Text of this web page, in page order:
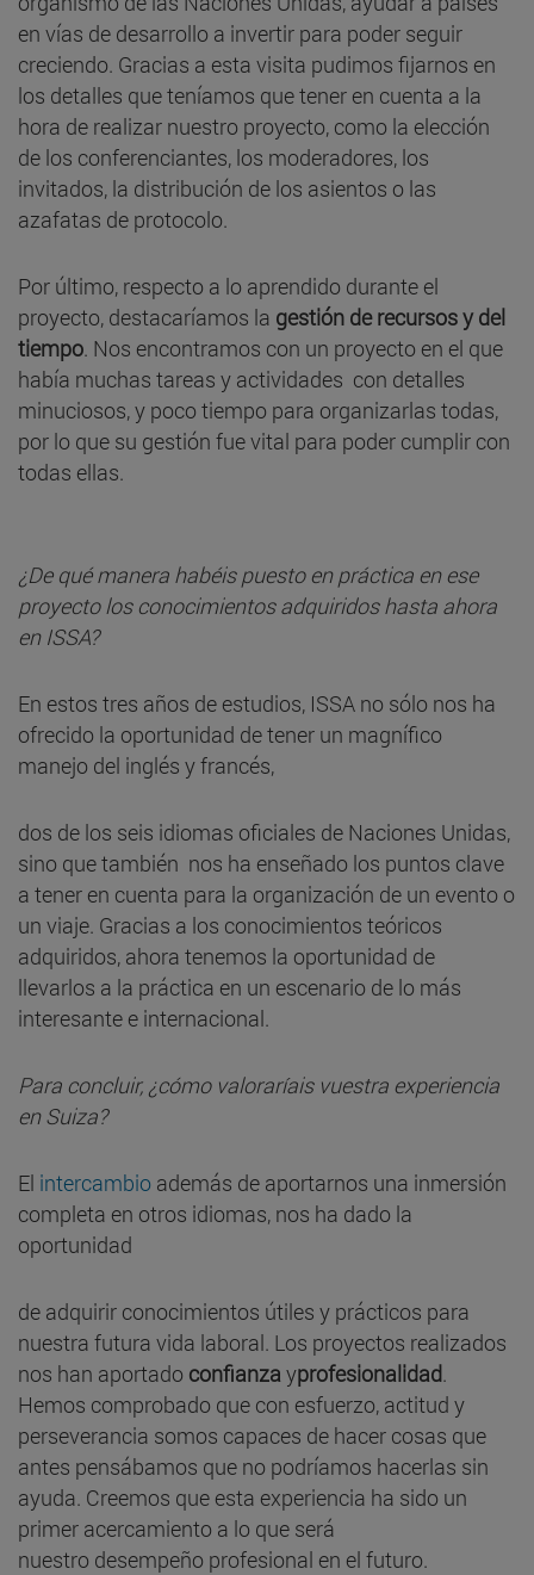
en vías de desarrollo a invertir para poder seguir
creciendo. Gracias a esta visita pudimos fijarnos en
los detalles que teníamos que tener en cuenta a la
hora de realizar nuestro proyecto, como la elección
de los conferenciantes, los moderadores, los
invitados, la distribución de los asientos o las
azafatas de protocolo.
Por último, respecto a lo aprendido durante el
proyecto, destacaríamos la gestión de recursos y del
tiempo. Nos encontramos con un proyecto en el que
había muchas tareas y actividades con detalles
minuciosos, y poco tiempo para organizarlas todas,
por lo que su gestión fue vital para poder cumplir con
todas ellas.
¿De qué manera habéis puesto en práctica en ese
proyecto los conocimientos adquiridos hasta ahora
en ISSA?
En estos tres años de estudios, ISSA no sólo nos ha
ofrecido la oportunidad de tener un magnífico
manejo del inglés y francés,
dos de los seis idiomas oficiales de Naciones Unidas,
sino que también nos ha enseñado los puntos clave
a tener en cuenta para la organización de un evento o
un viaje. Gracias a los conocimientos teóricos
adquiridos, ahora tenemos la oportunidad de
llevarlos a la práctica en un escenario de lo más
interesante e internacional.
Para concluir, ¿cómo valoraríais vuestra experiencia
en Suiza?
El intercambio además de aportarnos una inmersión
completa en otros idiomas, nos ha dado la
oportunidad
de adquirir conocimientos útiles y prácticos para
nuestra futura vida laboral. Los proyectos realizados
nos han aportado confianza yprofesionalidad.
Hemos comprobado que con esfuerzo, actitud y
perseverancia somos capaces de hacer cosas que
antes pensábamos que no podríamos hacerlas sin
ayuda. Creemos que esta experiencia ha sido un
primer acercamiento a lo que será
nuestro desempeño profesional en el futuro.